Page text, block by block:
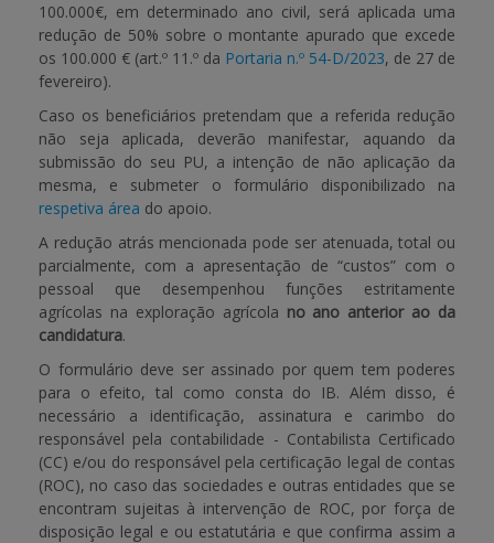
100.000€, em determinado ano civil, será aplicada uma
redução de 50% sobre o montante apurado que excede
os 100.000 € (art.º 11.º da Portaria n.º 54-D/2023, de 27 de
fevereiro).
Caso os beneficiários pretendam que a referida redução
não seja aplicada, deverão manifestar, aquando da
submissão do seu PU, a intenção de não aplicação da
mesma, e submeter o formulário disponibilizado na
respetiva área do apoio.
A redução atrás mencionada pode ser atenuada, total ou
parcialmente, com a apresentação de “custos” com o
pessoal que desempenhou funções estritamente
agrícolas na exploração agrícola no ano anterior ao da
candidatura.
O formulário deve ser assinado por quem tem poderes
para o efeito, tal como consta do IB. Além disso, é
necessário a identificação, assinatura e carimbo do
responsável pela contabilidade - Contabilista Certificado
(CC) e/ou do responsável pela certificação legal de contas
(ROC), no caso das sociedades e outras entidades que se
encontram sujeitas à intervenção de ROC, por força de
disposição legal e ou estatutária e que confirma assim a